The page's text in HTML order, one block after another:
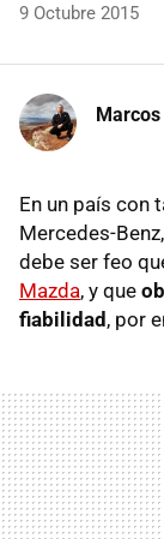
9 Octubre 2015
En un país con
Mercedes-Benz,
debe ser feo
Mazda, y que
fiabilidad, por